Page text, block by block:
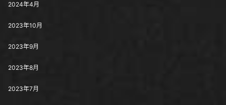
2024年4月
2023年10月
2023年9月
2023年8月
2023年7月